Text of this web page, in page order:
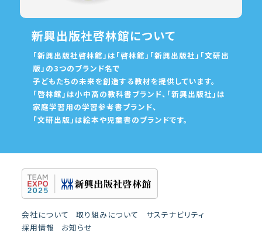
新興出版社啓林館について
「新興出版社啓林館」は「啓林館」「新興出版社」「文研出
版」の3つのブランド名で
子どもたちの未来を創造する教材を提供しています。
「啓林館」は小中高の教科書ブランド、「新興出版社」は
家庭学習用の学習参考書ブランド、
「文研出版」は絵本や児童書のブランドです。
会社について 取り組みについて
サステナビリティ
採用情報
お知らせ